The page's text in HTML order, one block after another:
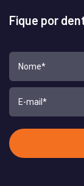
Fique por